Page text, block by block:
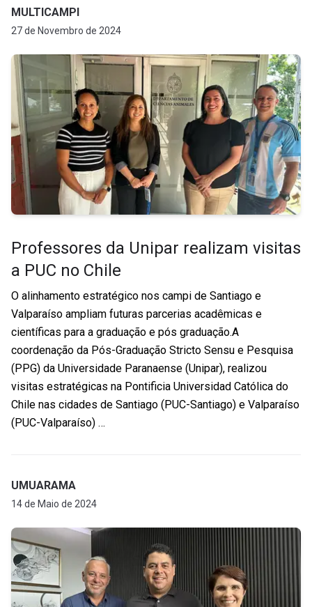
MULTICAMPI
27 de Novembro de 2024
Professores da Unipar realizam visitas
a PUC no Chile
O alinhamento estratégico nos campi de Santiago e
Valparaíso ampliam futuras parcerias acadêmicas e
científicas para a graduação e pós graduação.A
coordenação da Pós-Graduação Stricto Sensu e Pesquisa
(PPG) da Universidade Paranaense (Unipar), realizou
visitas estratégicas na Pontificia Universidad Católica do
Chile nas cidades de Santiago (PUC-Santiago) e Valparaíso
(PUC-Valparaíso) …
UMUARAMA
14 de Maio de 2024